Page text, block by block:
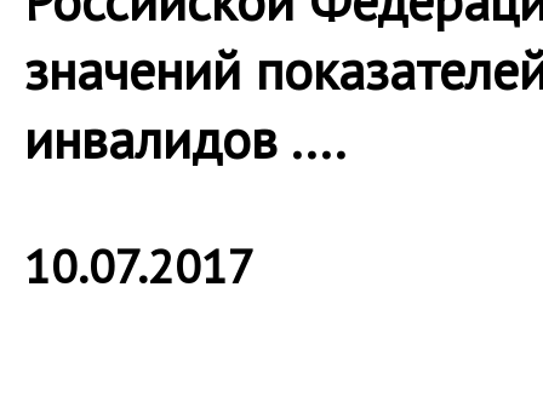
значений
инвалидов ....
10.07.2017